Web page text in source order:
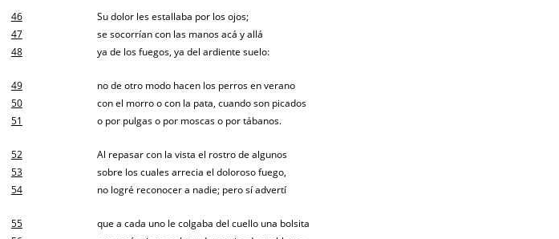
46
Su dolor les estallaba por los ojos;
47
se socorrían con las manos acá y allá
48 ya de los fuegos, ya del ardiente suelo:
49
no de otro modo hacen los perros en verano
50
con el morro o con la pata, cuando son picados
51 o por pulgas o por moscas o por tábanos.
52
Al repasar con la vista el rostro de algunos
53
sobre los cuales arrecia el doloroso fuego,
54 no logré reconocer a nadie; pero sí advertí
55
que a cada uno le colgaba del cuello una bolsita